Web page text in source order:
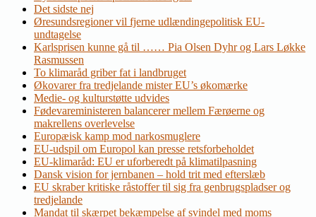
Det sidste nej
Øresundsregioner vil fjerne udlændingepolitisk EU-
undtagelse
Karlsprisen kunne gå til …… Pia Olsen Dyhr og Lars Løkke
Rasmussen
To klimaråd griber fat i landbruget
Økovarer fra tredjelande mister EU’s økomærke
Medie- og kulturstøtte udvides
Fødevareministeren balancerer mellem Færøerne og
makrellens overlevelse
Europæisk kamp mod narkosmuglere
EU-udspil om Europol kan presse retsforbeholdet
EU-klimaråd: EU er uforberedt på klimatilpasning
Dansk vision for jernbanen – hold trit med efterslæb
EU skraber kritiske råstoffer til sig fra genbrugspladser og
tredjelande
Mandat til skærpet bekæmpelse af svindel med moms